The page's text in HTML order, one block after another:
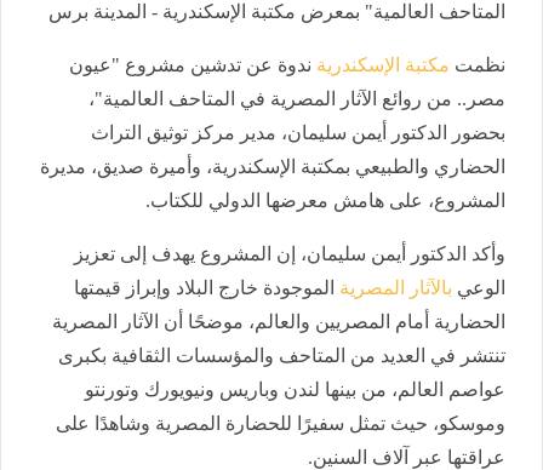
المتاحف العالمية" بمعرض مكتبة الإسكندرية - المدينة برس
نظمت مكتبة الإسكندرية ندوة عن تدشين مشروع "عيون
مصر.. من روائع الآثار المصرية في المتاحف العالمية"،
بحضور الدكتور أيمن سليمان، مدير مركز توثيق التراث
الحضاري والطبيعي بمكتبة الإسكندرية، وأميرة صديق، مديرة
المشروع، على هامش معرضها الدولي للكتاب.
وأكد الدكتور أيمن سليمان، إن المشروع يهدف إلى تعزيز
الوعي بالآثار المصرية الموجودة خارج البلاد وإبراز قيمتها
الحضارية أمام المصريين والعالم، موضحًا أن الآثار المصرية
تنتشر في العديد من المتاحف والمؤسسات الثقافية بكبرى
عواصم العالم، من بينها لندن وباريس ونيويورك وتورنتو
وموسكو، حيث تمثل سفيرًا للحضارة المصرية وشاهدًا على
عراقتها عبر آلاف السنين.